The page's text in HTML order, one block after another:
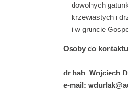
dowolnych
krzewiastych i
i w gruncie
Osoby do
dr hab. Wojciech
e-mail: